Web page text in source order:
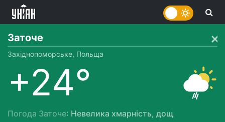
Заточе
Західнопоморське, Польща
+24°
Погода Заточе: Невелика хмарність, дощ